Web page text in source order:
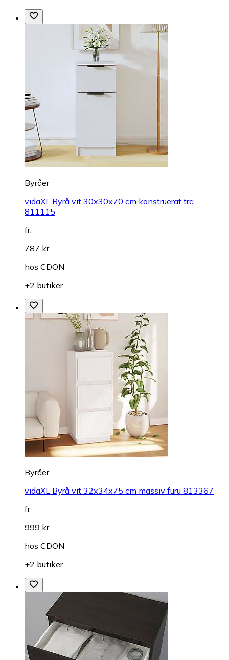
Byråer
vidaXL Byrå vit 30x30x70 cm konstruerat trä
811115
fr.
787 kr
hos CDON
+2 butiker
Byråer
vidaXL Byrå vit 32x34x75 cm massiv furu 813367
fr.
999 kr
hos CDON
+2 butiker